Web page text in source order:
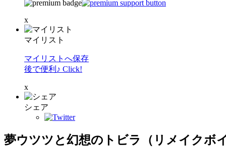
x
マイリスト
マイリストへ保存
後で便利♪ Click!
x
シェア
夢ウツツと幻想のトビラ（リメイクボ